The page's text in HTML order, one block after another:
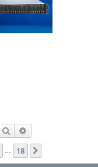
Поиск
18